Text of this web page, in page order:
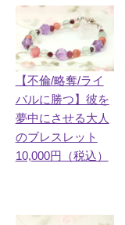
【不倫/略奪/ライ
バルに勝つ】彼を
夢中にさせる大人
のブレスレット
10,000円（税込）